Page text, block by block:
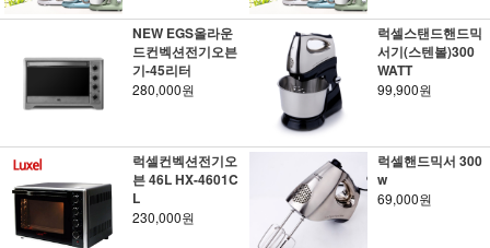
NEW EGS올라운
드컨벡션전기오븐
기-45리터
280,000원
럭셀스탠드핸드믹
서기(스텐볼)300
WATT
99,900원
럭셀컨벡션전기오
븐 46L HX-4601C
L
230,000원
럭셀핸드믹서 300
w
69,000원